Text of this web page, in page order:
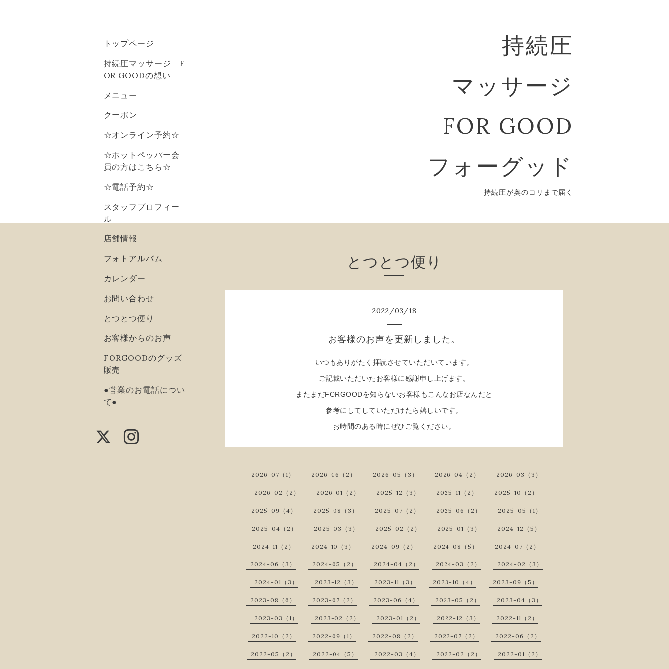
持続圧
マッサージ
FOR GOOD
フォーグッド
持続圧が奥のコリまで届く
トップページ
持続圧マッサージ F
OR GOODの想い
メニュー
クーポン
☆オンライン予約☆
☆ホットペッパー会
員の方はこちら☆
☆電話予約☆
スタッフプロフィー
ル
店舗情報
フォトアルバム
カレンダー
お問い合わせ
とつとつ便り
お客様からのお声
FORGOODのグッズ
販売
●営業のお電話につい
て●
とつとつ便り
2022/03/18
お客様のお声を更新しました。
いつもありがたく拝読させていただいています。
ご記載いただいたお客様に感謝申し上げます。
またまだFORGOODを知らないお客様もこんなお店なんだと
参考にしてしていただけたら嬉しいです。
お時間のある時にぜひご覧ください。
2026-07（1） 2026-06（2） 2026-05（3） 2026-04（2） 2026-03（3）
2026-02（2） 2026-01（2） 2025-12（3） 2025-11（2） 2025-10（2）
2025-09（4） 2025-08（3） 2025-07（2） 2025-06（2） 2025-05（1）
2025-04（2） 2025-03（3） 2025-02（2） 2025-01（3） 2024-12（5）
2024-11（2） 2024-10（3） 2024-09（2） 2024-08（5） 2024-07（2）
2024-06（3） 2024-05（2） 2024-04（2） 2024-03（2） 2024-02（3）
2024-01（3） 2023-12（3） 2023-11（3） 2023-10（4） 2023-09（5）
2023-08（6） 2023-07（2） 2023-06（4） 2023-05（2） 2023-04（3）
2023-03（1） 2023-02（2） 2023-01（2） 2022-12（3） 2022-11（2）
2022-10（2） 2022-09（1） 2022-08（2） 2022-07（2） 2022-06（2）
2022-05（2） 2022-04（5） 2022-03（4） 2022-02（2） 2022-01（2）